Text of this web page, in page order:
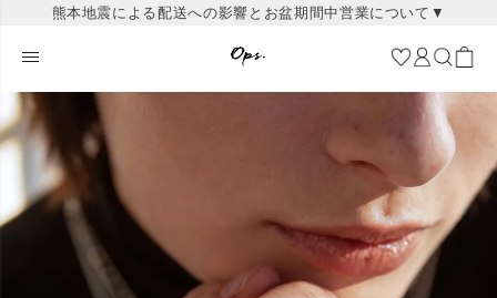
熊本地震による配送への影響とお盆期間中営業について▼